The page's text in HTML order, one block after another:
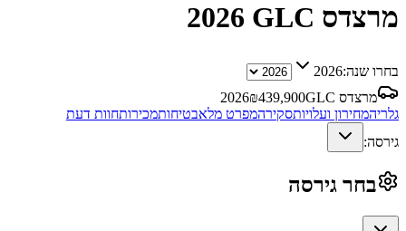
מרצדס GLC 2026
בחרו שנה:2026
מרצדס GLC
2026₪439,900
גלריהמחירון ועלויותסקירהמפרט מלאבטיחותמכירותחוות דעת
גירסה:
בחר גירסה